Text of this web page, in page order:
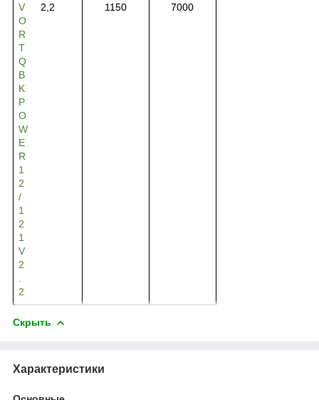
V
O
R
T
Q
B
K
P
O
W
E
R
1
2
/
1
2
1
V
2
2
2,2 1150 7000
Скрыть
Характеристики